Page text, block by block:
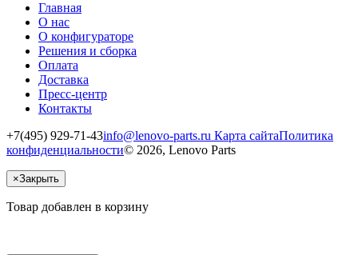
Главная
О нас
О конфигураторе
Решения и сборка
Оплата
Доставка
Пресс-центр
Контакты
+7(495) 929-71-43info@lenovo-parts.ru Карта сайтаПолитика
конфиденциальности© 2026, Lenovo Parts
×Закрыть
Товар добавлен в корзину